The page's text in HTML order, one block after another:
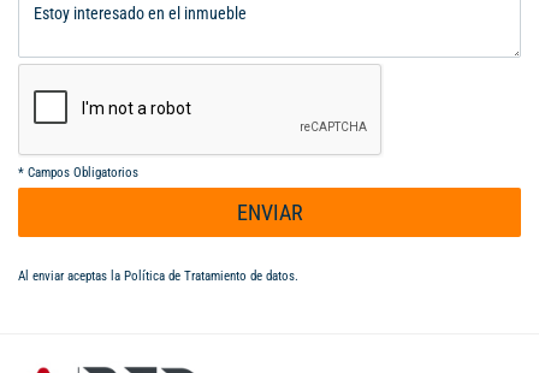
panorámica, zona BBQ, GYM, turco
* Campos Obligatorios
ENVIAR
Al enviar aceptas la Política de Tratamiento de datos.